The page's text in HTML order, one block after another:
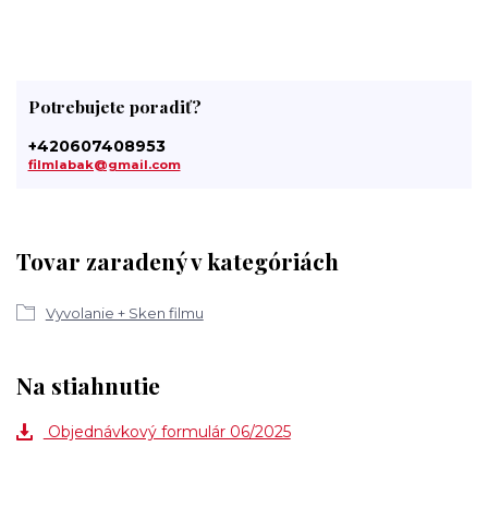
Tovar zaradený v kategóriách
Vyvolanie + Sken filmu
Potrebujete poradiť?
+420607408953
filmlabak@gmail.com
Na stiahnutie
Objednávkový formulár 06/2025